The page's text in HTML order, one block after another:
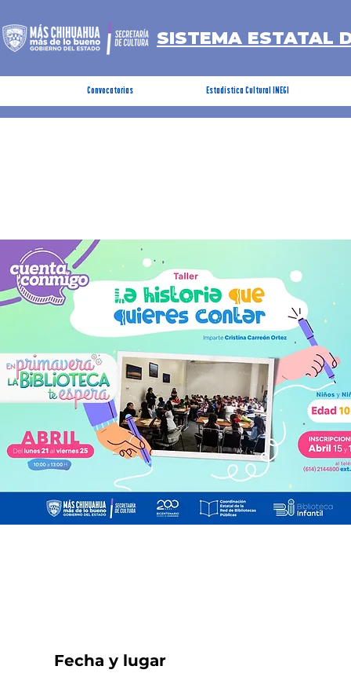
SISTEMA ESTATAL
Convocatorias Estadística Cultural INEGI
Fecha y lugar